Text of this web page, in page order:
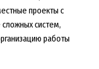
проекты с
систем,
работы